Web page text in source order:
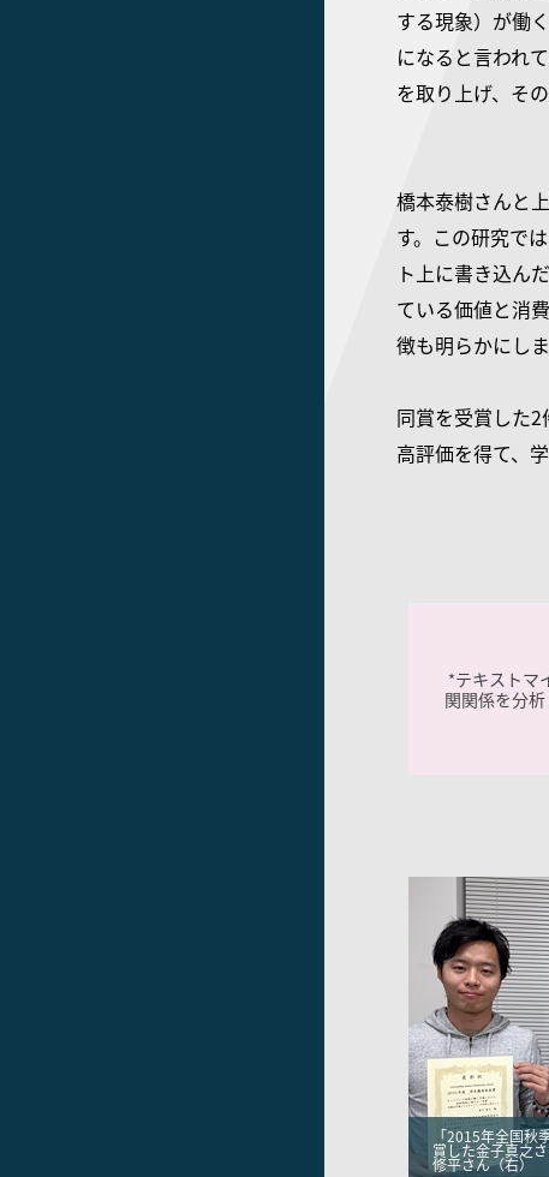
する現象）が働
になると言われ
を取り上げ、そ
橋本泰樹さんと
す。この研究で
ト上に書き込ん
ている価値と消
徴も明らかにしま
同賞を受賞した
高評価を得て、
*テキストマ
関関係を分
「2015年全国秋
賞した金子真之
修平さん（右）